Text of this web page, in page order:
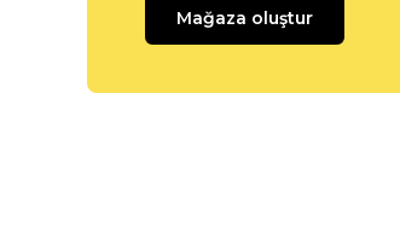
Mağaza oluştur